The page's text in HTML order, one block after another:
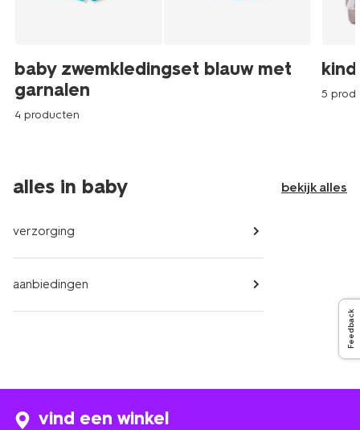
Feedback
baby zwemkledingset blauw met
garnalen
4 producten
5
alles in baby bekijk alles
verzorging
aanbiedingen
vind een winkel